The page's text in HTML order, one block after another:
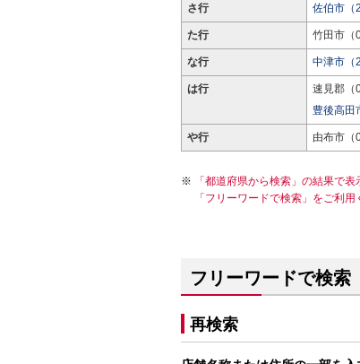
さ行 佐伯市（2
た行 竹田市（0
な行 中津市（2
は行 速見郡（0
豊後高田
や行 由布市（0
「都道府県から検索」の結果で
「フリーワードで検索」をご利用
フリーワードで検索
再検索